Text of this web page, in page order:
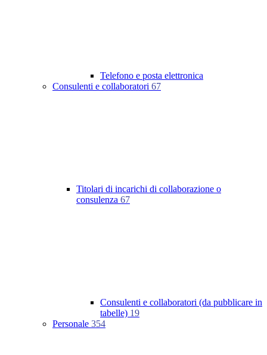
Telefono e posta elettronica
Consulenti e collaboratori 67
Titolari di incarichi di collaborazione o
consulenza 67
Consulenti e collaboratori (da pubblicare in
tabelle) 19
Personale 354